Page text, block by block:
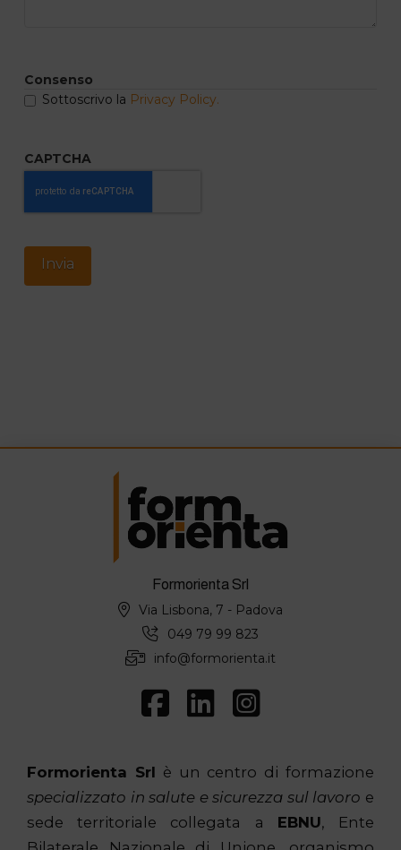
Consenso
Sottoscrivo la Privacy Policy.
CAPTCHA
Formorienta Srl
Via Lisbona, 7 - Padova
049 79 99 823
info@formorienta.it
Formorienta Srl è un centro di formazione
specializzato in salute e sicurezza sul lavoro e
sede territoriale collegata a EBNU, Ente